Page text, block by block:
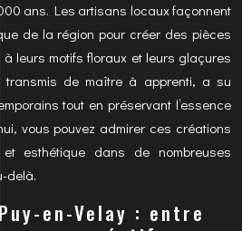
ans. Les artisans locaux façonnent
de la région pour créer des pièces
leurs motifs floraux et leurs glaçures
transmis de maître à apprenti, a su
tout en préservant l’essence
vous pouvez admirer ces créations
esthétique dans de nombreuses
delà.
en-Velay : entre